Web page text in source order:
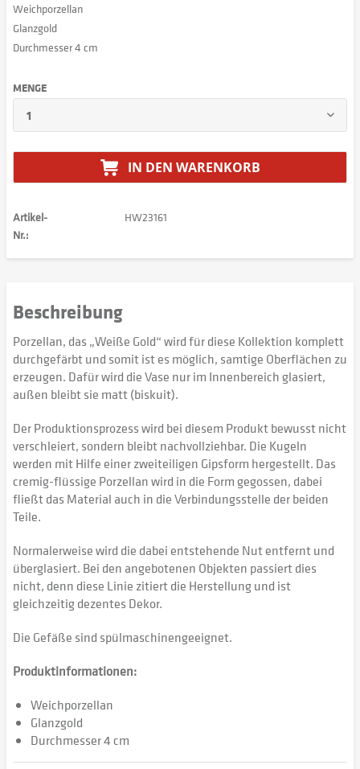
Weichporzellan
Glanzgold
Durchmesser 4 cm
MENGE
IN DEN WARENKORB
Artikel-
Nr.:
HW23161
Beschreibung
Porzellan, das „Weiße Gold“ wird für diese Kollektion komplett
durchgefärbt und somit ist es möglich, samtige Oberflächen zu
erzeugen. Dafür wird die Vase nur im Innenbereich glasiert,
außen bleibt sie matt (biskuit).
Der Produktionsprozess wird bei diesem Produkt bewusst nicht
verschleiert, sondern bleibt nachvollziehbar. Die Kugeln
werden mit Hilfe einer zweiteiligen Gipsform hergestellt. Das
cremig-flüssige Porzellan wird in die Form gegossen, dabei
fließt das Material auch in die Verbindungsstelle der beiden
Teile.
Normalerweise wird die dabei entstehende Nut entfernt und
überglasiert. Bei den angebotenen Objekten passiert dies
nicht, denn diese Linie zitiert die Herstellung und ist
gleichzeitig dezentes Dekor.
Die Gefäße sind spülmaschinengeeignet.
Produktinformationen:
Weichporzellan
Glanzgold
Durchmesser 4 cm